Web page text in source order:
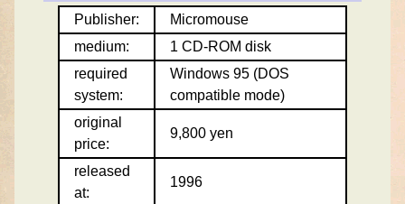
Publisher:
Micromouse
medium:
1 CD-ROM disk
required
system:
Windows 95 (DOS
compatible mode)
original
price:
9,800 yen
released
at:
1996